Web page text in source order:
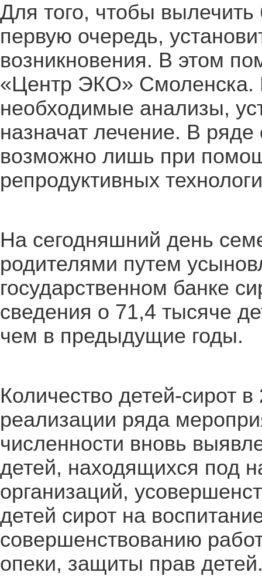
Для того, чтобы
первую очередь,
возникновения. В этом
«Центр ЭКО» Смоленска.
необходимые анализы,
назначат лечение. В ряде
возможно лишь при
репродуктивных
На сегодняшний день
родителями путем
государственном банке
сведения о 71,4 тысяче
чем в предыдущие годы.
Количество детей-сирот
реализации ряда
численности вновь
детей, находящихся под
организаций,
детей сирот на
совершенствованию
опеки, защиты прав